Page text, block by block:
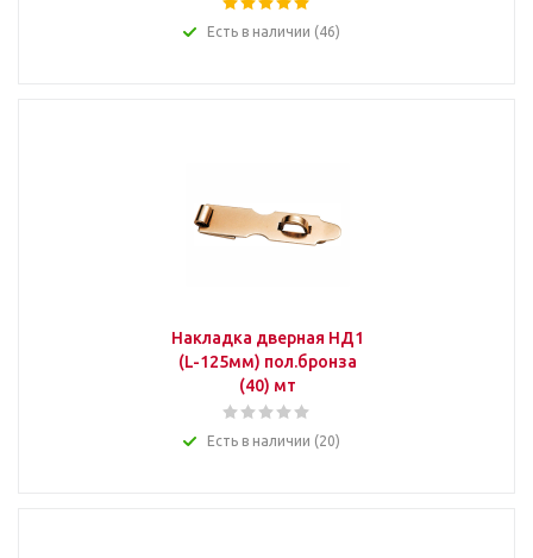
Есть в наличии (46)
Накладка дверная НД1
(L-125мм) пол.бронза
(40) мт
Есть в наличии (20)